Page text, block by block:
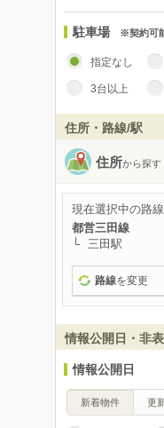
駐車場 ※契約可
指定なし
3台以上
住所・路線/駅
住所から探す
現在選択中の路
都営三田線
三田駅
路線を変更
情報公開日・非
情報公開日
新着物件 更